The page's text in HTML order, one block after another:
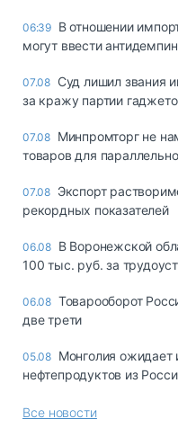
06:39 В отношении
могут ввести
07.08 Суд лишил звания
за кражу партии
07.08 Минпромторг не
товаров для
07.08 Экспорт
рекордных показателей
06.08 В Воронежской
100 тыс. руб. за
06.08 Товарооборот
две трети
05.08 Монголия ожидает
нефтепродуктов из
Все новости